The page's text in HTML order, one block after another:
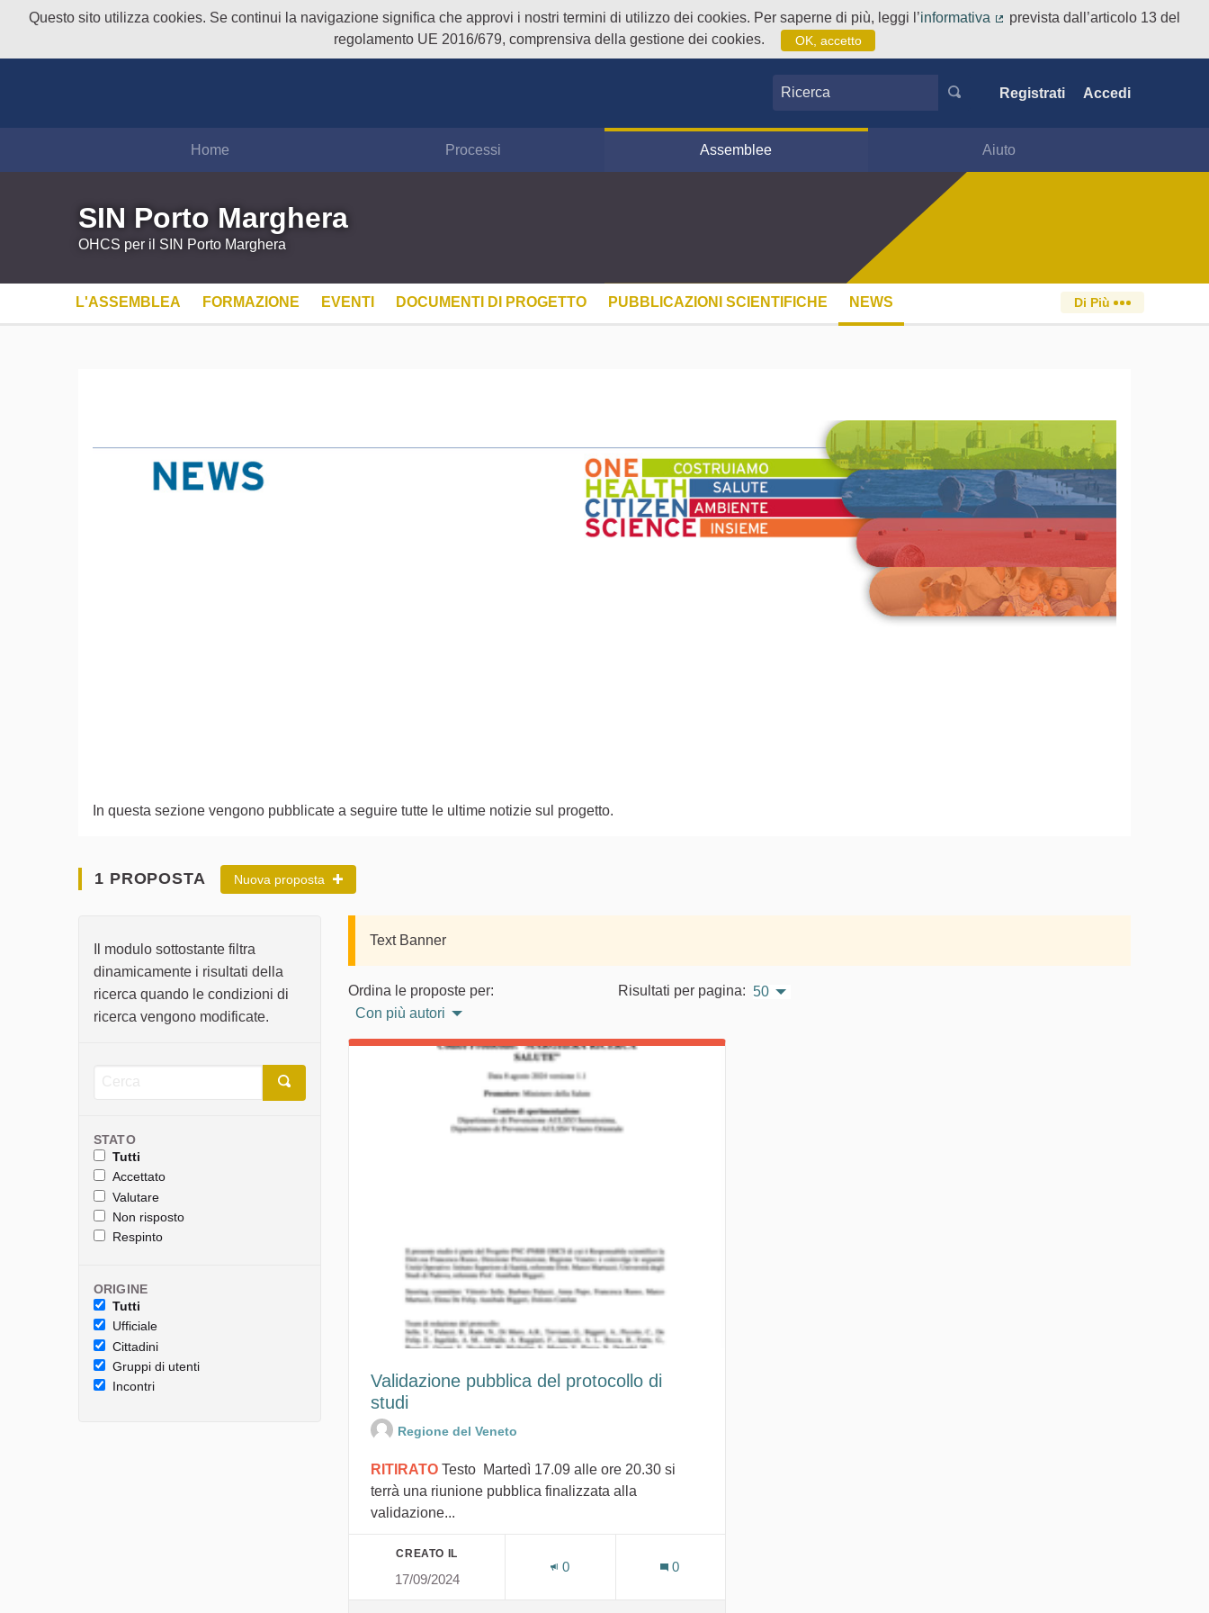
Questo sito utilizza cookies. Se continui la navigazione significa che approvi i nostri termini di utilizzo dei cookies. Per saperne di più, leggi l’informativa
prevista dall’articolo 13 del
regolamento UE 2016/679, comprensiva della gestione dei cookies.
OK, accetto
Ricerca Registrati Accedi
Home Processi Assemblee Aiuto
SIN Porto Marghera
OHCS per il SIN Porto Marghera
L'ASSEMBLEA FORMAZIONE EVENTI DOCUMENTI DI PROGETTO PUBBLICAZIONI SCIENTIFICHE NEWS Di Più
In questa sezione vengono pubblicate a seguire tutte le ultime notizie sul progetto.
1 PROPOSTA Nuova proposta
Il modulo sottostante filtra
dinamicamente i risultati della
ricerca quando le condizioni di
ricerca vengono modificate.
STATO
Tutti
Accettato
Valutare
Non risposto
Respinto
ORIGINE
Tutti
Ufficiale
Cittadini
Gruppi di utenti
Incontri
Text Banner
Ordina le proposte per:
Con più autori
Risultati per pagina: 50
Validazione pubblica del protocollo di
studi
Regione del Veneto
RITIRATO Testo Martedì 17.09 alle ore 20.30 si
terrà una riunione pubblica finalizzata alla
validazione...
CREATO IL
17/09/2024
0 0